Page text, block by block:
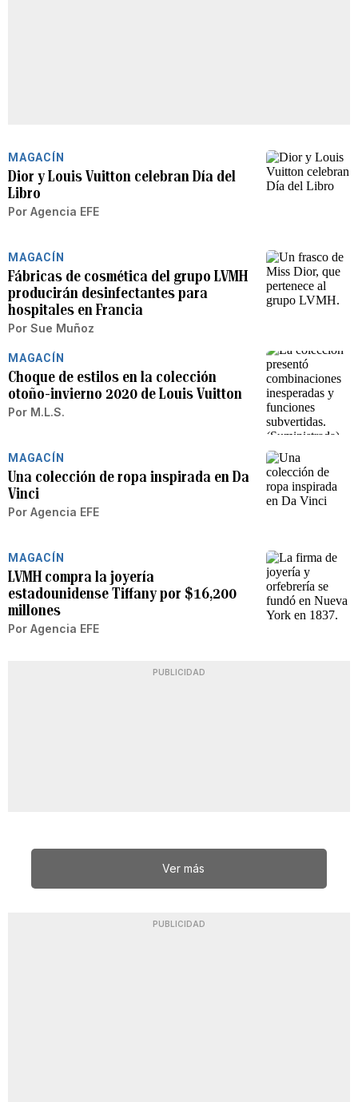
MAGACÍN
Dior y Louis Vuitton celebran Día del
Libro
Por Agencia EFE
MAGACÍN
Fábricas de cosmética del grupo LVMH
producirán desinfectantes para
hospitales en Francia
Por Sue Muñoz
MAGACÍN
Choque de estilos en la colección
otoño-invierno 2020 de Louis Vuitton
Por M.L.S.
MAGACÍN
Una colección de ropa inspirada en Da
Vinci
Por Agencia EFE
MAGACÍN
LVMH compra la joyería
estadounidense Tiffany por $16,200
millones
Por Agencia EFE
PUBLICIDAD
Ver más
PUBLICIDAD